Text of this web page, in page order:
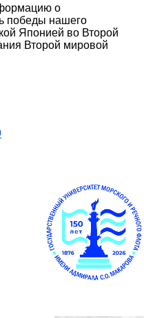
о
победы нашего
Японией во Второй
Второй мировой